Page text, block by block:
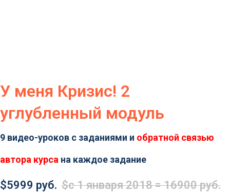
У меня Кризис! 2
углубленный модуль
9 видео-уроков с заданиями и обратной связью
автора курса на каждое задание
$5999 руб. $с 1 января 2018 = 16900 руб.